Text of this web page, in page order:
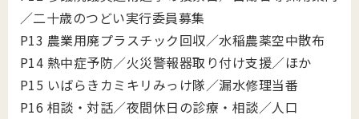
／二十歳のつどい実行委員募集
P13 農業用廃プラスチック回収／水稲農薬空中散布
P14 熱中症予防／火災警報器取り付け支援／ほか
P15 いばらきカミキリみっけ隊／漏水修理当番
P16 相談・対話／夜間休日の診療・相談／人口